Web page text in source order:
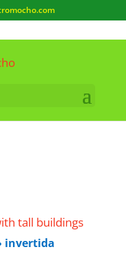
invertida